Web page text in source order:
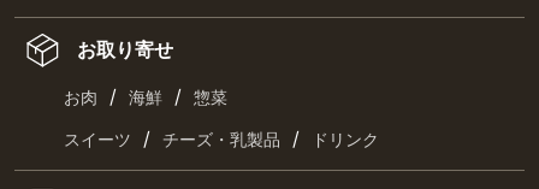
お取り寄せ
お肉 / 海鮮 / 惣菜
スイーツ / チーズ・乳製品 / ドリンク